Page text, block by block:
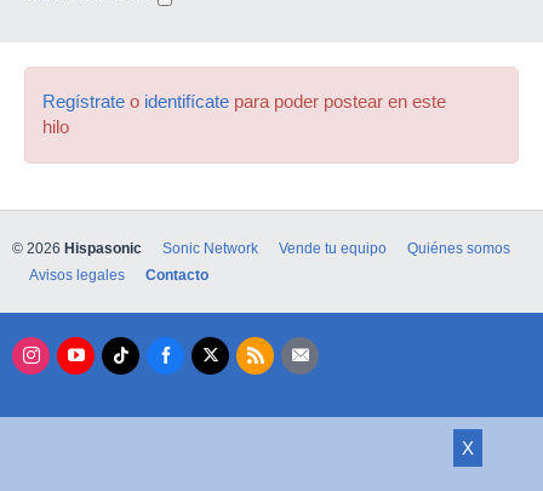
Regístrate o identifícate para poder postear en este
hilo
X
© 2026 Hispasonic Sonic Network Vende tu equipo
Quiénes somos
Avisos legales
Contacto